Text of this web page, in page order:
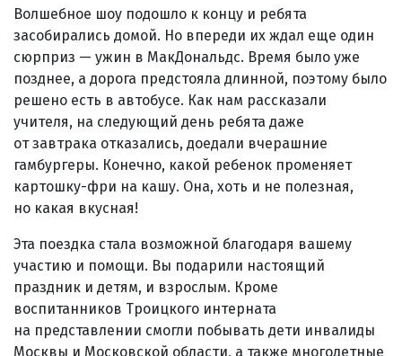
Волшебное шоу подошло к концу и ребята
засобирались домой. Но впереди их ждал еще один
сюрприз — ужин в МакДональдс. Время было уже
позднее, а дорога предстояла длинной, поэтому было
решено есть в автобусе. Как нам рассказали
учителя, на следующий день ребята даже
от завтрака отказались, доедали вчерашние
гамбургеры. Конечно, какой ребенок променяет
картошку-фри на кашу. Она, хоть и не полезная,
но какая вкусная!
Эта поездка стала возможной благодаря вашему
участию и помощи. Вы подарили настоящий
праздник и детям, и взрослым. Кроме
воспитанников Троицкого интерната
на представлении смогли побывать дети инвалиды
Москвы и Московской области, а также многодетные